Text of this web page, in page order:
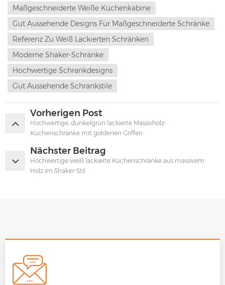
Maßgeschneiderte Weiße Küchenkabine
Gut Aussehende Designs Für Maßgeschneiderte Schränke
Referenz Zu Weiß Lackierten Schränken
Moderne Shaker-Schränke
Hochwertige Schrankdesigns
Gut Aussehende Schrankstile
Vorherigen Post
Hochwertige, dunkelgrün lackierte Massivholz-
Küchenschränke mit goldenen Griffen
Nächster Beitrag
Hochwertige weiß lackierte Küchenschränke aus massivem
Holz im Shaker-Stil